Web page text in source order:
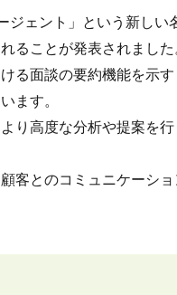
ジェント」という新しい
ることが発表されました
る面談の要約機能を示
ます。
り高度な分析や提案を
客とのコミュニケーシ